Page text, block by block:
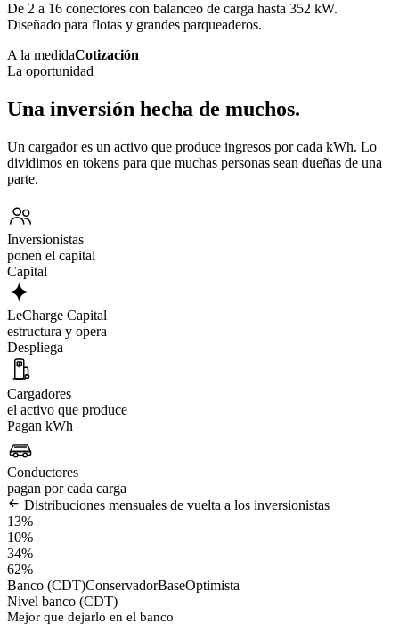
De 2 a 16 conectores con balanceo de carga hasta 352 kW.
Diseñado para flotas y grandes parqueaderos.
A la medidaCotización
La oportunidad
Una inversión hecha de muchos.
Un cargador es un activo que produce ingresos por cada kWh. Lo
dividimos en tokens para que muchas personas sean dueñas de una
parte.
Inversionistas
ponen el capital
Capital
LeCharge Capital
estructura y opera
Despliega
Cargadores
el activo que produce
Pagan kWh
Conductores
pagan por cada carga
Distribuciones mensuales de vuelta a los inversionistas
13%
10%
34%
62%
Banco (CDT)ConservadorBaseOptimista
Nivel banco (CDT)
Mejor que dejarlo en el banco